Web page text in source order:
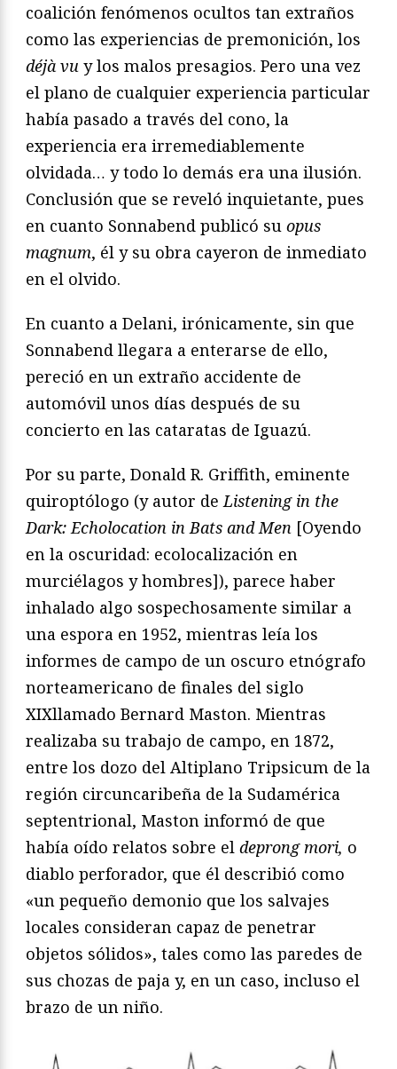
coalición fenómenos ocultos tan extraños
como las experiencias de premonición, los
déjà vu y los malos presagios. Pero una vez
el plano de cualquier experiencia particular
había pasado a través del cono, la
experiencia era irremediablemente
olvidada… y todo lo demás era una ilusión.
Conclusión que se reveló inquietante, pues
en cuanto Sonnabend publicó su opus
magnum, él y su obra cayeron de inmediato
en el olvido.
En cuanto a Delani, irónicamente, sin que
Sonnabend llegara a enterarse de ello,
pereció en un extraño accidente de
automóvil unos días después de su
concierto en las cataratas de Iguazú.
Por su parte, Donald R. Griffith, eminente
quiroptólogo (y autor de Listening in the
Dark: Echolocation in Bats and Men [Oyendo
en la oscuridad: ecolocalización en
murciélagos y hombres]), parece haber
inhalado algo sospechosamente similar a
una espora en 1952, mientras leía los
informes de campo de un oscuro etnógrafo
norteamericano de finales del siglo
XIXllamado Bernard Maston. Mientras
realizaba su trabajo de campo, en 1872,
entre los dozo del Altiplano Tripsicum de la
región circuncaribeña de la Sudamérica
septentrional, Maston informó de que
había oído relatos sobre el deprong mori, o
diablo perforador, que él describió como
«un pequeño demonio que los salvajes
locales consideran capaz de penetrar
objetos sólidos», tales como las paredes de
sus chozas de paja y, en un caso, incluso el
brazo de un niño.